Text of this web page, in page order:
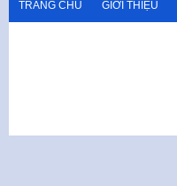
TRANG CHỦ GIỚI THIỆU